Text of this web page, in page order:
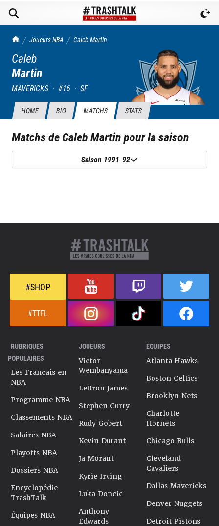
TrashTalk Actu NBA
Joueurs NBA Caleb Martin
Caleb
Martin
MAVERICKS · #16 · SF
HOME BIO MATCHS STATS
Matchs deCaleb Martinpour la saison
Saison 1991-92
#SHOP
#TTFL
RUBRIQUES
POPULAIRES
Les Français en
NBA
Programme NBA
Classements NBA
Salaires NBA
Playoffs NBA
Dossiers NBA
Encyclopédie
TrashTalk
Équipes NBA
JOUEURS
Victor
Wembanyama
LeBron James
Stephen Curry
Rudy Gobert
Kevin Durant
Ja Morant
Kyrie Irving
Luka Doncic
Anthony
Edwards
ÉQUIPES
Atlanta Hawks
Boston Celtics
Brooklyn Nets
Charlotte
Hornets
Chicago Bulls
Cleveland
Cavaliers
Dallas Mavericks
Denver Nuggets
Detroit Pistons